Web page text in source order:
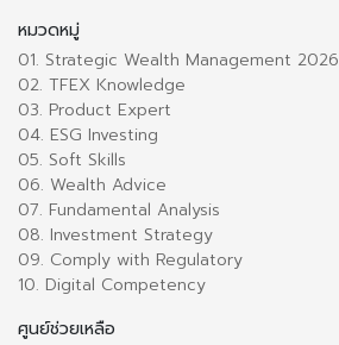
หมวดหมู่
01. Strategic Wealth Management 2026
02. TFEX Knowledge
03. Product Expert
04. ESG Investing
05. Soft Skills
06. Wealth Advice
07. Fundamental Analysis
08. Investment Strategy
09. Comply with Regulatory
10. Digital Competency
ศูนย์ช่วยเหลือ